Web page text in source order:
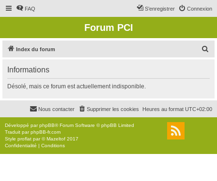
FAQ Connexion
S’enregistrer
Forum PCI
Index du forum
r
c
r
Informations
Désolé, mais ce forum est actuellement indisponible.
Heures au format UTC+02:00
Supprimer les cookies
Nous contacter
Développé parphpBB® Forum Software © phpBB Limited
Traduit parphpBB-fr.com
Style proflat par ©Mazeltof 2017
Confidentialité | Conditions